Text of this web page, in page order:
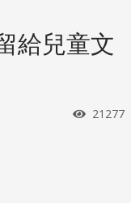
給兒童文
瀏覽次
21277